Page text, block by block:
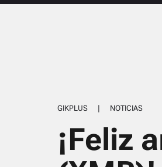
GIKPLUS | NOTICIAS
¡Feliz